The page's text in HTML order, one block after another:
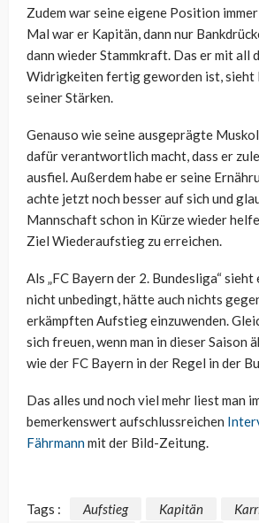
Zudem war seine eigene Position
Mal war er Kapitän, dann nur
dann wieder Stammkraft. Das er mit all
Widrigkeiten fertig geworden ist, sieht
seiner Stärken.
Genauso wie seine ausgeprägte
dafür verantwortlich macht, dass er
ausfiel. Außerdem habe er seine
achte jetzt noch besser auf sich und
Mannschaft schon in Kürze wieder
Ziel Wiederaufstieg zu erreichen.
Als „FC Bayern der 2. Bundesliga“ sieht
nicht unbedingt, hätte auch nichts
erkämpften Aufstieg einzuwenden.
sich freuen, wenn man in dieser Saison
wie der FC Bayern in der Regel in der
Das alles und noch viel mehr liest man
bemerkenswert aufschlussreichen
Fährmannmit der Bild-Zeitung.
Tags : Aufstieg Kapitän